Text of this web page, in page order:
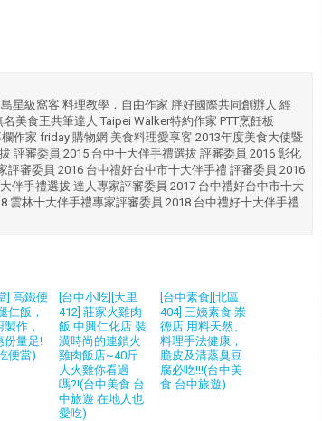
星級窩客 料理教學．自由作家 胖好國際共同創辦人 經
美食王共筆達人 Taipei Walker特約作家 PTT烹飪板
作家 friday 購物網 美食料理愛享客 2013年度美食大使暨
評審委員 2015 台中十大伴手禮選拔 評審委員 2016 彰化
評審委員 2016 台中禮好台中市十大伴手禮 評審委員 2016
伴手禮選拔 達人專家評審委員 2017 台中禮好台中市十大
雲林十大伴手禮專家評審委員 2018 台中禮好十大伴手禮
] 高鐵便
仁飯，
作，
份量足!
便當)
[台中小吃][大里
412] 莊家火雞肉
飯 中興仁化店 裝
潢時尚的連鎖火
雞肉飯店~40斤
大火雞你看過
嗎?!(台中美食 台
中旅遊 在地人也
愛吃)
[台中素食][北區
404] 三姨素食 崇
德店 用料天然、
料理手法健康，
脆皮及清蒸臭豆
腐必吃!!!(台中美
食 台中旅遊)